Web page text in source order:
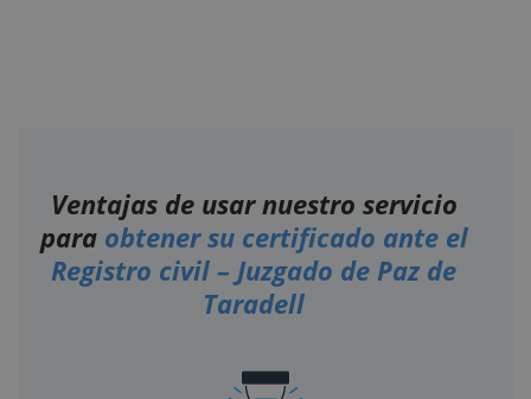
Ventajas de usar nuestro servicio
para obtener su certificado ante el
Registro civil – Juzgado de Paz de
Taradell